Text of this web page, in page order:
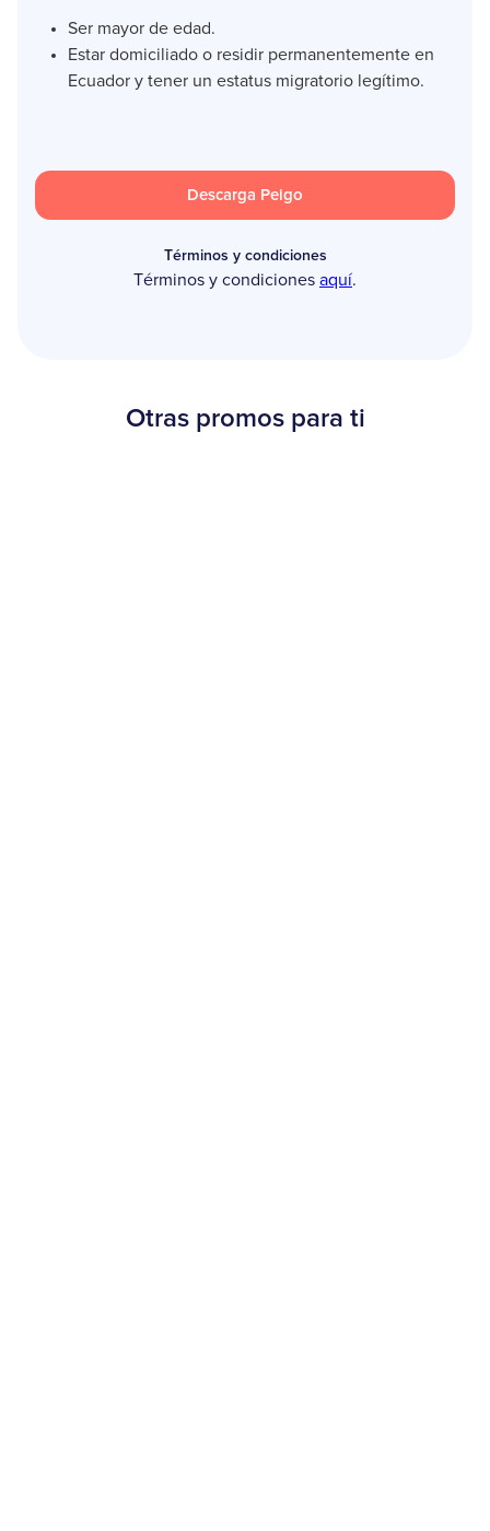
Ser mayor de edad.
Estar domiciliado o residir permanentemente en
Ecuador y tener un estatus migratorio legítimo.
Descarga Peigo
Términos y condiciones
Términos y condiciones aquí.
Otras promos para ti